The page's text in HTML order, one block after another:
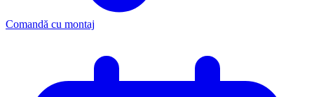
Comandă cu montaj